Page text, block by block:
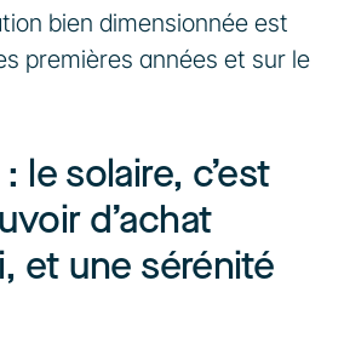
bien dimensionnée est
premières années et sur le
le solaire, c’est
d’achat
et une sérénité